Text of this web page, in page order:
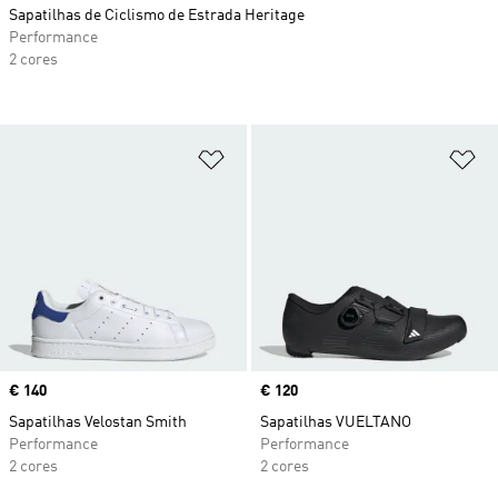
Price
€ 140
Sapatilhas Velostan Smith
Performance
2 cores
Price
€ 120
Sapatilhas VUELTANO
Performance
2 cores
Sapatilhas de Ciclismo de Estrada Heritage
Performance
2 cores